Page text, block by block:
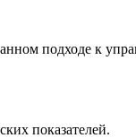
подходе к
показателей.